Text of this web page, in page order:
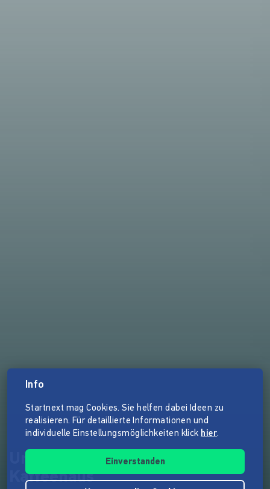
Urginell & Unverpackt im
Kaffeehaus
Info
Startnext mag Cookies. Sie helfen dabei Ideen zu
realisieren. Für detaillierte Informationen und
individuelle Einstellungsmöglichkeiten klick hier.
Einverstanden